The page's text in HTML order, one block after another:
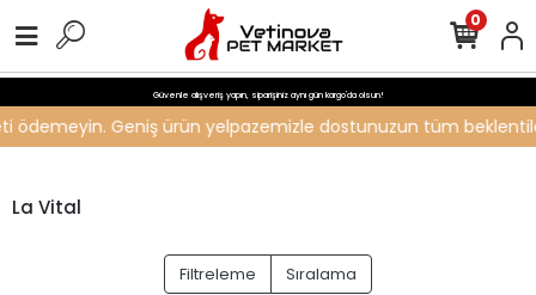
Güvenle alışveriş yapın, siparişiniz aynı gün kargo'da olsun!
ödemeyin. Geniş ürün yelpazemizle dostunuzun tüm
0
La Vital
Filtreleme Sıralama